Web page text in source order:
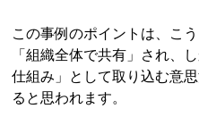
この事例のポイントは、こ
「組織全体で共有」され、
仕組み」として取り込む意
ると思われます。